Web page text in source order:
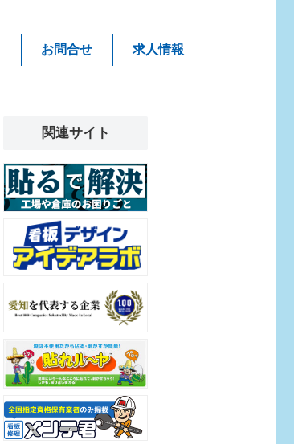
お問合せ 求人情報
関連サイト